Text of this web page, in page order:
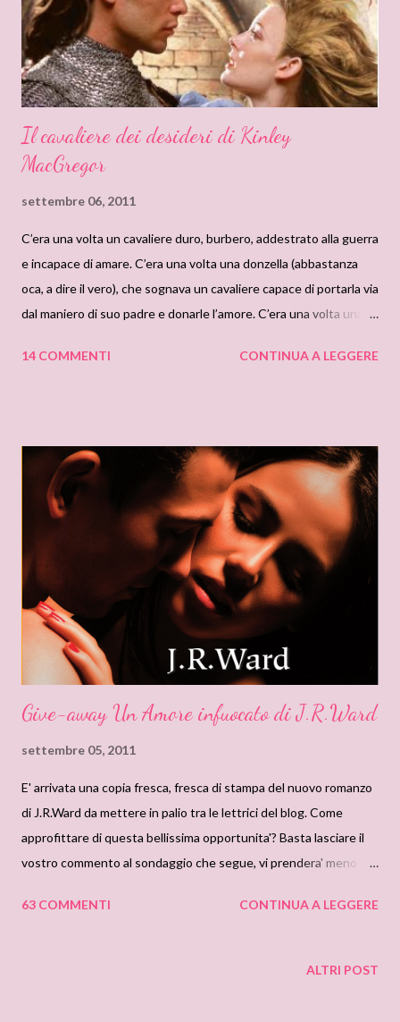
rivolgiamo quindi alle lettrice che stanno seguendo questa saga:
Vale la pena cercare questi ...
Il cavaliere dei desideri di Kinley
MacGregor
settembre 06, 2011
C’era una volta un cavaliere duro, burbero, addestrato alla guerra
e incapace di amare. C’era una volta una donzella (abbastanza
oca, a dire il vero), che sognava un cavaliere capace di portarla via
dal maniero di suo padre e donarle l’amore. C’era una volta una
cavaliere dei desideri. Peccato però, La conquista del cuore,
un po’ di questa donzella di 22 anni, (oltre il fiore della giovinezza,
secondo i canoni medioevali), cosi intelligente, coraggiosa e
indomita che scommette con se stessa di far ridere un cavaliere
“tutto di un pezzo”. E come pensa di riuscirci? Ma raccontandogli
delle barzellette, naturalmente!! “Quanti scandinavi ci vogliono
per accendere un fuoco? Nessuno, perché preoccuparsi del
fuoco quando c’è...
14 COMMENTI CONTINUA A LEGGERE
Give-away Un Amore infuocato di J.R.Ward
settembre 05, 2011
E' arrivata una copia fresca, fresca di stampa del nuovo romanzo
di J.R.Ward da mettere in palio tra le lettrici del blog. Come
approfittare di questa bellissima opportunita'? Basta lasciare il
vostro commento al sondaggio che segue, vi prendera' meno di
sara' per sabato 10 settembre c.a., quindi non dimenticate di
manine sulla tastiera e in bocca al lupo a tutti! Ritorniamo a
63 COMMENTI CONTINUA A LEGGERE
ALTRI POST